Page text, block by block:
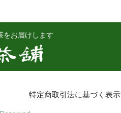
お届けします
特定商取引法に基づく表示